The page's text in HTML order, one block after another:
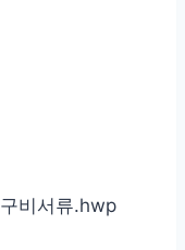
비서류.hwp